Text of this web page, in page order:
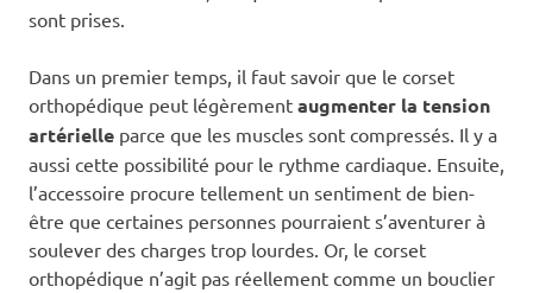
sont prises.
Dans un premier temps, il faut savoir que le corset
orthopédique peut légèrement augmenter la tension
artérielle parce que les muscles sont compressés. Il y a
aussi cette possibilité pour le rythme cardiaque. Ensuite,
l’accessoire procure tellement un sentiment de bien-
être que certaines personnes pourraient s’aventurer à
soulever des charges trop lourdes. Or, le corset
orthopédique n’agit pas réellement comme un bouclier